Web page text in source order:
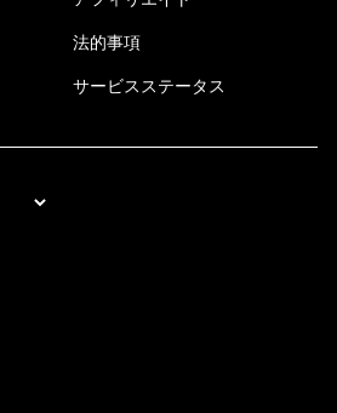
法的事項
サービスステータス